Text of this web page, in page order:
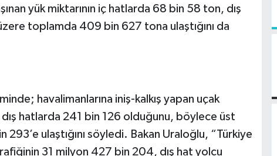
yük miktarının iç hatlarda 68 bin 58 ton, dış
toplamda 409 bin 627 tona ulaştığını da
havalimanlarına iniş-kalkış yapan uçak
hatlarda 241 bin 126 olduğunu, böylece üst
ulaştığını söyledi. Bakan Uraloğlu, “Türkiye
31 milyon 427 bin 204, dış hat yolcu